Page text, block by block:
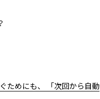
ためにも、 「次回から自動